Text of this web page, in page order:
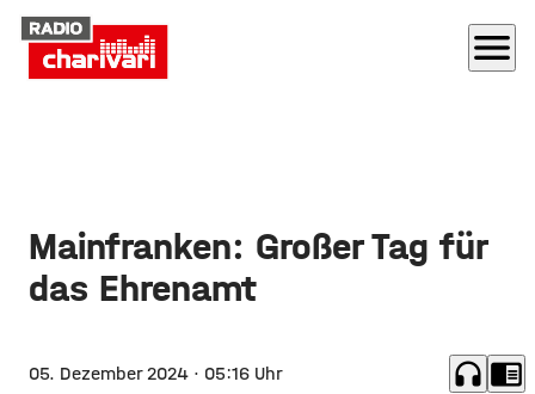
menu
Mainfranken: Großer Tag für
das Ehrenamt
05. Dezember 2024 · 05:16 Uhr headphones chrome_reader_mode